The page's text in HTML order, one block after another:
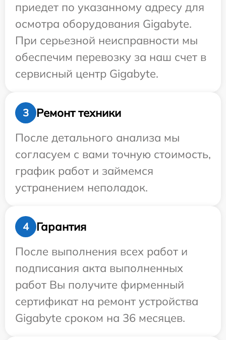
приедет по указанному адресу для
осмотра оборудования Gigabyte.
При серьезной неисправности мы
обеспечим перевозку за наш счет в
сервисный центр Gigabyte.
3
Ремонт техники
После детального анализа мы
согласуем с вами точную стоимость,
график работ и займемся
устранением неполадок.
4
Гарантия
После выполнения всех работ и
подписания акта выполненных
работ Вы получите фирменный
сертификат на ремонт устройства
Gigabyte сроком на 36 месяцев.